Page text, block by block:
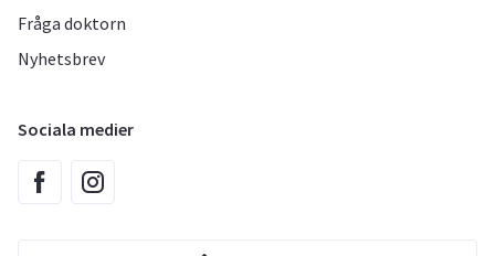
Fråga doktorn
Nyhetsbrev
Sociala medier